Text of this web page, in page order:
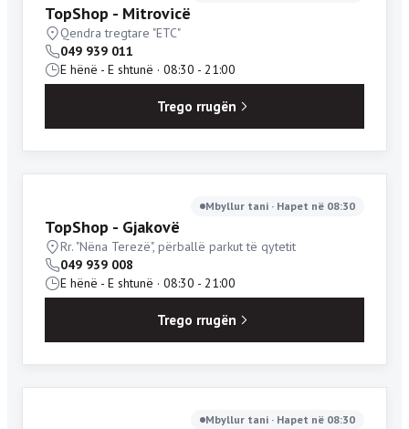
TopShop - Mitrovicë
Qendra tregtare "ETC"
049 939 011
E hënë - E shtunë · 08:30 - 21:00
Trego rrugën
Mbyllur tani · Hapet në 08:30
TopShop - Gjakovë
Rr. "Nëna Terezë", përballë parkut të qytetit
049 939 008
E hënë - E shtunë · 08:30 - 21:00
Trego rrugën
Mbyllur tani · Hapet në 08:30